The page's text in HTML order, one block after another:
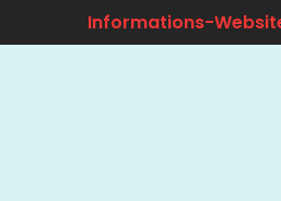
Informations-